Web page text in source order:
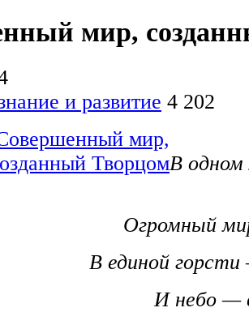
мир,
и развитие 4 202
В одном
Огромный
В единой
И небо —